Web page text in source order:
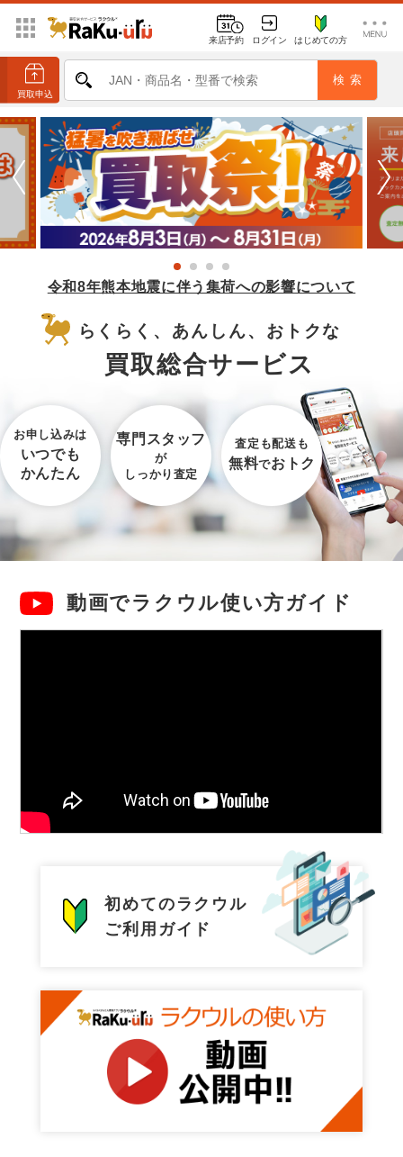
来店予約 ログイン はじめての方
令和8年熊本地震に伴う集荷への影響について
らくらく、あんしん、おトクな
買取総合サービス
お申し込みは
いつでも
かんたん
専門スタッフ
が
しっかり査定
査定も配送も
無料でおトク
動画でラクウル使い方ガイド
初めてのラクウル
ご利用ガイド